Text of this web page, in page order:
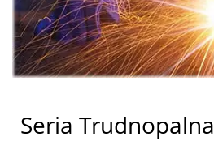
Seria Trudnopalna